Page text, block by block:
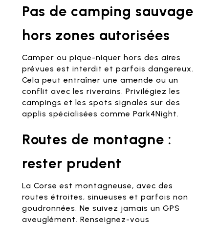
Pas de camping sauvage
hors zones autorisées
Camper ou pique-niquer hors des aires
prévues est interdit et parfois dangereux.
Cela peut entraîner une amende ou un
conflit avec les riverains. Privilégiez les
campings et les spots signalés sur des
applis spécialisées comme Park4Night.
Routes de montagne :
rester prudent
La Corse est montagneuse, avec des
routes étroites, sinueuses et parfois non
goudronnées. Ne suivez jamais un GPS
aveuglément. Renseignez-vous